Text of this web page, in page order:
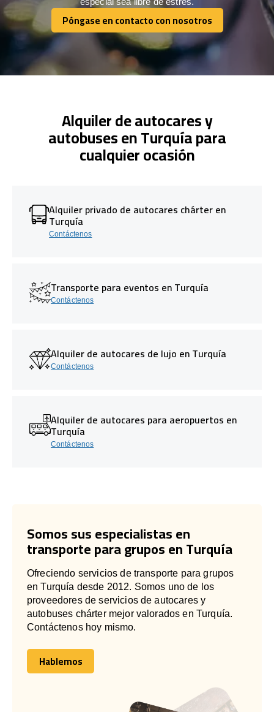
Póngase en contacto con nosotros
Póngase en contacto con nosotros
Alquiler de autocares y
autobuses en Turquía para
cualquier ocasión
Alquiler privado de autocares chárter en
Turquía
Contáctenos
Transporte para eventos en Turquía
Contáctenos
Alquiler de autocares de lujo en Turquía
Contáctenos
Alquiler de autocares para aeropuertos en
Turquía
Contáctenos
Somos sus especialistas en
transporte para grupos en Turquía
Ofreciendo servicios de transporte para grupos
en Turquía desde 2012. Somos uno de los
proveedores de servicios de autocares y
autobuses chárter mejor valorados en Turquía.
Contáctenos hoy mismo.
Hablemos
Hablemos